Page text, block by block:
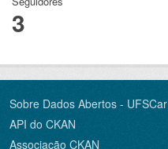
3
Sobre Dados Abertos - UFSCar
API do CKAN
Associação CKAN